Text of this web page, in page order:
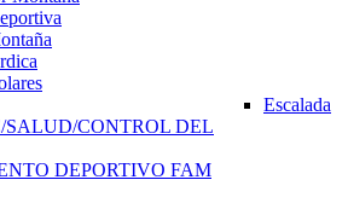
Escalada
SALUD/CONTROL DEL
DEPORTIVO FAM